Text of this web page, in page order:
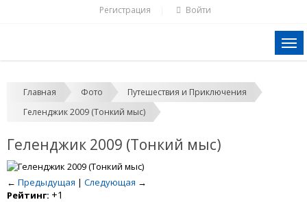
Регистрация Войти
Главная Фото
Путешествия и Приключения
Геленджик 2009 (Тонкий мыс)
Геленджик 2009 (Тонкий мыс)
← Предыдущая | Следующая →
Рейтинг: +1